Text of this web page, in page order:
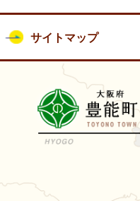
サイトマップ